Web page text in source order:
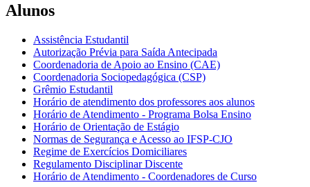
Alunos
Assistência Estudantil
Autorização Prévia para Saída Antecipada
Coordenadoria de Apoio ao Ensino (CAE)
Coordenadoria Sociopedagógica (CSP)
Grêmio Estudantil
Horário de atendimento dos professores aos alunos
Horário de Atendimento - Programa Bolsa Ensino
Horário de Orientação de Estágio
Normas de Segurança e Acesso ao IFSP-CJO
Regime de Exercícios Domiciliares
Regulamento Disciplinar Discente
Horário de Atendimento - Coordenadores de Curso